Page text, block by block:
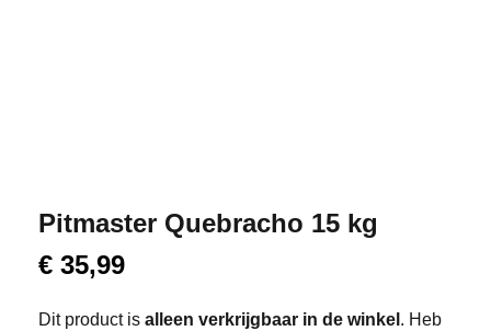
Pitmaster Quebracho 15 kg
€ 35,99
Dit product is alleen verkrijgbaar in de winkel . Heb